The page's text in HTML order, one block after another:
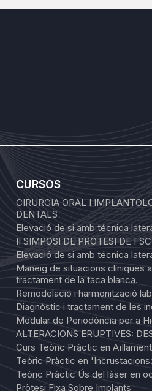
CURSOS
CIRURGIA ORAL I
DENTALS
Elevació de si amb técnica
II SIMPOSI DE PRÒTESI DE
Elevació de si amb técnica
Maneig de situacions clíniques
tractament de la taca blanca.
Remodelació i harmonització
Diagnòstic i tractament de les
Modular de Periodòncia per a
ALTERACIONS ERUPTIVES:
Curs Teòric Pràctic en
Teòric Pràctic en
Teòric Pràctic Ús del làser en
Pròtesi Fixa Sobre Implants